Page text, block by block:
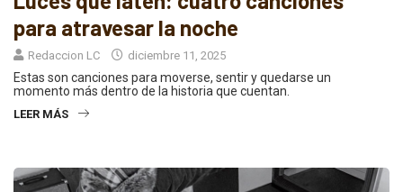
para atravesar la noche
Redaccion LC diciembre 11, 2025
Estas son canciones para moverse, sentir y quedarse un
momento más dentro de la historia que cuentan.
LEER MÁS